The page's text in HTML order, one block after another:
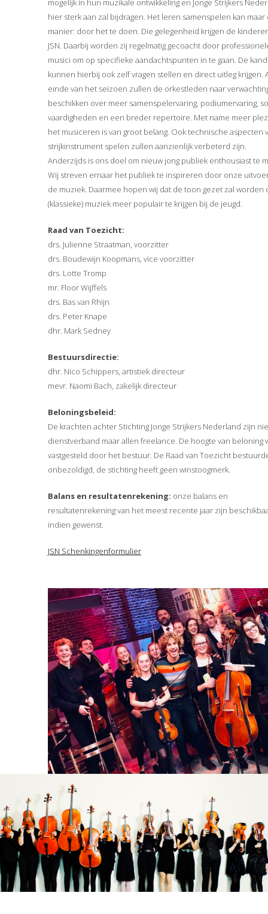
mogelijk in hun muzikale ontwikkeling en Jonge Strijkers
hier sterk aan zal bijdragen. Het leren samenspelen kan
manier: door het te doen. Die gelegenheid krijgen de
JSN. Daarbij worden zij regelmatig gecoacht door
musici om op specifieke aandachtspunten in te gaan. De
kunnen hierbij ook zelf vragen stellen en direct uitleg krijgen.
einde van het seizoen zullen de orkestleden naar
beschikken over meer samenspelervaring, podiumervaring,
vaardigheden en een breder repertoire. Met name meer
het musiceren is van groot belang. Ook technische aspecten
strijkinstrument spelen zullen aanzienlijk verbeterd zijn.
Anderzijds is ons doel om nieuw jong publiek enthousiast te
Wij streven ernaar het publiek te inspireren door onze
de muziek. Daarmee hopen wij dat de toon gezet zal worden
(klassieke) muziek meer populair te krijgen bij de jeugd.
Raad van Toezicht:
drs. Julienne Straatman, voorzitter
drs. Boudewijn Koopmans, vice voorzitter
drs. Lotte Tromp
mr. Floor Wijffels
drs. Bas van Rhijn
drs. Peter Knape
dhr. Mark Sedney
Bestuursdirectie:
dhr. Nico Schippers, artistiek directeur
mevr. Naomi Bach, zakelijk directeur
Beloningsbeleid:
De krachten achter Stichting Jonge Strijkers Nederland zijn
dienstverband maar allen freelance. De hoogte van beloning
vastgesteld door het bestuur. De Raad van Toezicht
onbezoldigd, de stichting heeft geen winstoogmerk.
Balans en resultatenrekening: onze balans en
resultatenrekening van het meest recente jaar zijn
indien gewenst.
JSN Schenkingenformulier